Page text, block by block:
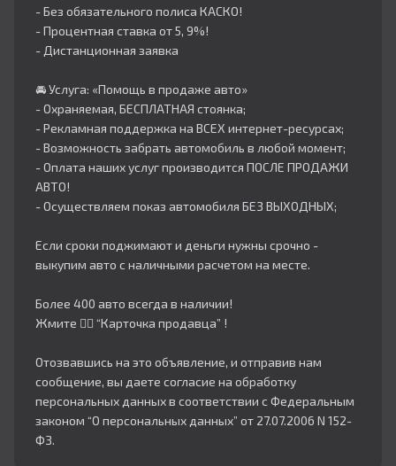
- Без обязательного полиса КАСКО!
- Процентная ставка от 5, 9%!
- Дистанционная заявка
🚘 Услуга: «Помощь в продаже авто»
- Охраняемая, БЕСПЛАТНАЯ стоянка;
- Рекламная поддержка на ВСЕХ интернет-ресурсах;
- Возможность забрать автомобиль в любой момент;
- Оплата наших услуг производится ПОСЛЕ ПРОДАЖИ
АВТО!
- Осуществляем показ автомобиля БЕЗ ВЫХОДНЫХ;
Если сроки поджимают и деньги нужны срочно -
выкупим авто с наличными расчетом на месте.
Более 400 авто всегда в наличии!
Жмите 👇🏻 “Карточка продавца” !
Отозвавшись на это объявление, и отправив нам
сообщение, вы даете согласие на обработку
персональных данных в соответствии с Федеральным
законом “О персональных данных” от 27.07.2006 N 152-
ФЗ.